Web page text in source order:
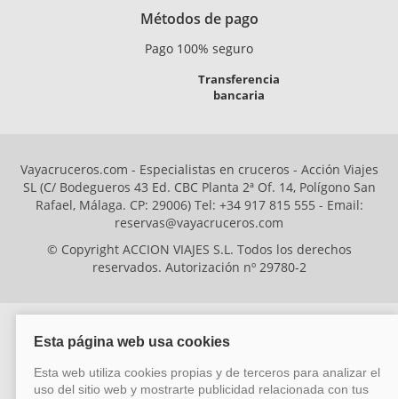
Métodos de pago
Pago 100% seguro
Transferencia
bancaria
Vayacruceros.com - Especialistas en cruceros - Acción Viajes
SL (C/ Bodegueros 43 Ed. CBC Planta 2ª Of. 14, Polígono San
Rafael, Málaga. CP: 29006) Tel: +34 917 815 555 - Email:
reservas@vayacruceros.com
© Copyright ACCION VIAJES S.L. Todos los derechos
reservados. Autorización nº 29780-2